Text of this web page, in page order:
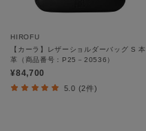
HIROFU
【カーラ】レザーショルダーバッグ S 本
革（商品番号：P25－20536）
¥84,700
5.0 (2件)